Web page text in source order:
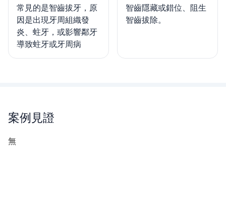
常見的是智齒拔牙，原
因是出現牙周組織發
炎、蛀牙，或影響鄰牙
導致蛀牙或牙周病
智齒隱藏或錯位、阻生
智齒拔除。
案例見證
無